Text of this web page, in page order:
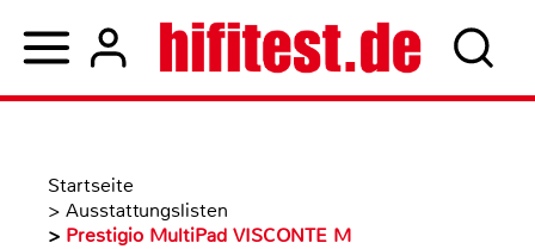
Startseite
> Ausstattungslisten
> Prestigio MultiPad VISCONTE M